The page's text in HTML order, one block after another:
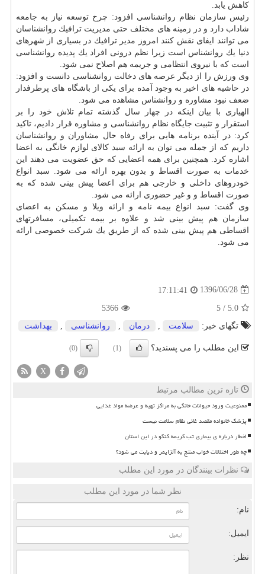
كاهش یابد.
رئیس سازمان نظام روانشناسی افزود: چرخ توسعه نیاز به جامعه
شاداب دارد و در زمینه های مختلف حتی مدیریت ترافیك روانشناسان
می توانند ایفای نقش كنند امروز مدیر ترافیك در بسیاری از شهرهای
دنیا یك روانشناس است زیرا نظم درونی افراد یك پدیده روانشناسی
است كه با نیروی انتظامی و جریمه هم اصلاح نمی شود.
وی ورزش را از دیگر عرصه های دخالت روانشناسی دانست و افزود:
در حاشیه های اخیر به وجود آمده برای یكی از باشگاه های پرطرفدار
ضعف نبود مشاوره و روانشناس مشاهده می شود.
الهیاری با بیان اینكه در چهار سال گذشته تمام تلاش خود را بر
استقرار و تثبیت جایگاه نظام روانشناسی و مشاوره قرار دادیم، تاكید
كرد: در آینده برنامه هایی برای رفاه حال مشاوران و روانشناسان
داریم كه از جمله می توان به ارائه سبد كالای لوازم خانگی به اعضا
اشاره كرد. همچنین برای همه اعضایی كه حق عضویت می دهند این
خدمات به صورت اقساط و بدون بهره ارائه می شود. سبد انواع
خودروهای داخلی و خارجی هم برای اعضا پیش بینی شده كه به
صورت اقساط و و غیر حضوری ارائه می شود.
وی گفت: سبد انواع بیمه نامه و ارائه ویلا و مسكن به اعضای
سازمان هم پیش بینی شد و علاوه بر بیمه تكمیلی، مسافرتهای
اقساطی هم پیش بینی شده كه از طریق یك شركت خصوصی ارائه
می شود.
1396/06/28
17:11:41
5.0
/
5
5366
تگهای خبر:
سلامت درمان روانشناسی بهداشت
این مطلب را می پسندید؟ (1)
(0)
X
تازه ترین مطالب مرتبط
ممنوعیت ورود حیوانات خانگی به مراکز تهیه و عرضه مواد غذایی
پزشک خانواده مقصد غائی نظام سلامت نیست
اخطار درباره ی بیماری تب کریمه کنگو در این استان
چه طور اختلالات خواب منتج به آلزایمر و دیابت می شود؟
نظرات بینندگان در مورد این مطلب
نظر شما در مورد این مطلب
نام:
ایمیل:
نظر: